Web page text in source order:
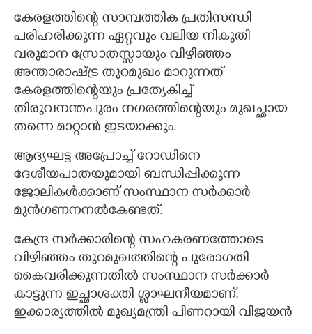
കേരളത്തിന്റെ സാമ്പത്തിക പ്രതിസന്ധി
പരിഹരിക്കുന്ന ഏറ്റവും വലിയ നികുതി
വരുമാന സ്രോതസ്സായും വിഴിഞ്ഞം
അന്താരാഷ്ട്ര തുറമുഖം മാറുന്നത്
കേരളത്തിന്റെയും പ്രത്യേകിച്ച്
തിരുവനന്തപുരം നഗരത്തിന്റെയും മുഖച്ഛായ
തന്നെ മാറ്റാൻ ഇടയാക്കും.
ആദ്യഘട്ട അപ്രോച്ച് റോഡിനെ
ദേശീയപാതയുമായി ബന്ധിപ്പിക്കുന്ന
ജോലികൾക്കാണ് സംസ്ഥാന സർക്കാർ
മുൻഗണനനൽകേണ്ടത്.
കേന്ദ്ര സർക്കാരിന്റെ സഹകരണത്തോടെ
വിഴിഞ്ഞം തുറമുഖത്തിന്റെ പുരോഗതി
കൈവരിക്കുന്നതിൽ സംസ്ഥാന സർക്കാർ
കാട്ടുന്ന ഇച്ഛാശക്തി ശ്ളാഘനീയമാണ്.
ഇക്കാര്യത്തിൽ മുഖ്യമന്ത്രി പിണറായി വിജയൻ